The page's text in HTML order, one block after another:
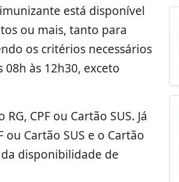
está disponível
ou mais, tanto para
os critérios necessários
às 12h30, exceto
CPF ou Cartão SUS. Já
Cartão SUS e o Cartão
disponibilidade de